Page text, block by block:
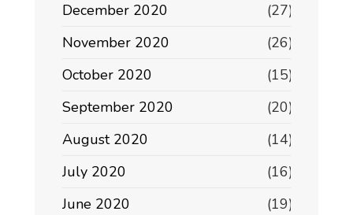
December 2020
(27)
November 2020
(26)
October 2020
(15)
September 2020
(20)
August 2020
(14)
July 2020
(16)
June 2020
(19)